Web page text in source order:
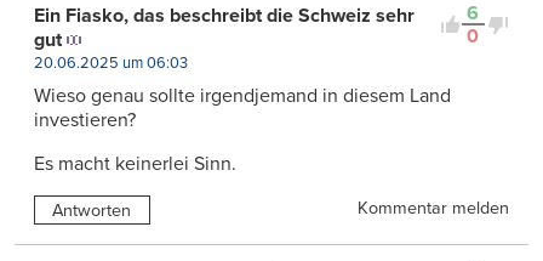
6
0
Ein Fiasko, das beschreibt die Schweiz sehr
gut
20.06.2025 um 06:03
Wieso genau sollte irgendjemand in diesem Land
investieren?
Es macht keinerlei Sinn.
Antworten Kommentar melden